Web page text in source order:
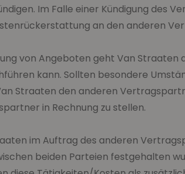
Im Falle einer Kündigung des
an den anderen
von Angeboten geht Van
kann. Sollten besondere
Straaten den anderen
in Rechnung zu stellen.
im Auftrag des anderen
beiden Parteien festgehalten